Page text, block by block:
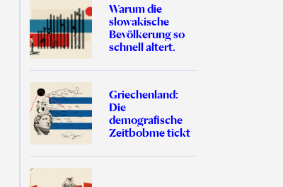
Warum die
slowakische
Bevölkerung so
schnell altert.
Griechenland:
Die
demografische
Zeitbobme tickt